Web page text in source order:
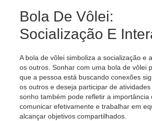
Bola De Vôlei:
Socialização E
A bola de vôlei simboliza a socialização e
os outros. Sonhar com uma bola de vôlei
que a pessoa está buscando conexões
os outros e deseja participar de
sonho também pode refletir a importância
comunicar efetivamente e trabalhar em
alcançar objetivos compartilhados.